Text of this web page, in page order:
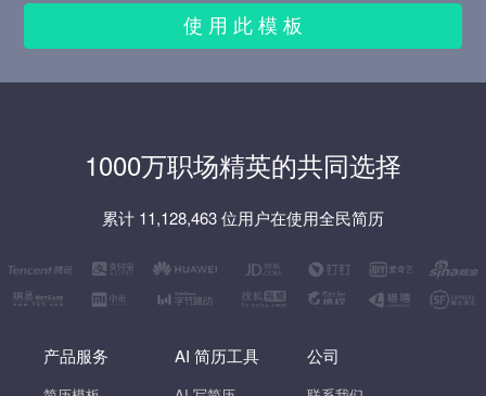
使 用 此 模 板
1000万职场精英的共同选择
累计 11,128,463 位用户在使用全民简历
产品服务 AI 简历工具 公司